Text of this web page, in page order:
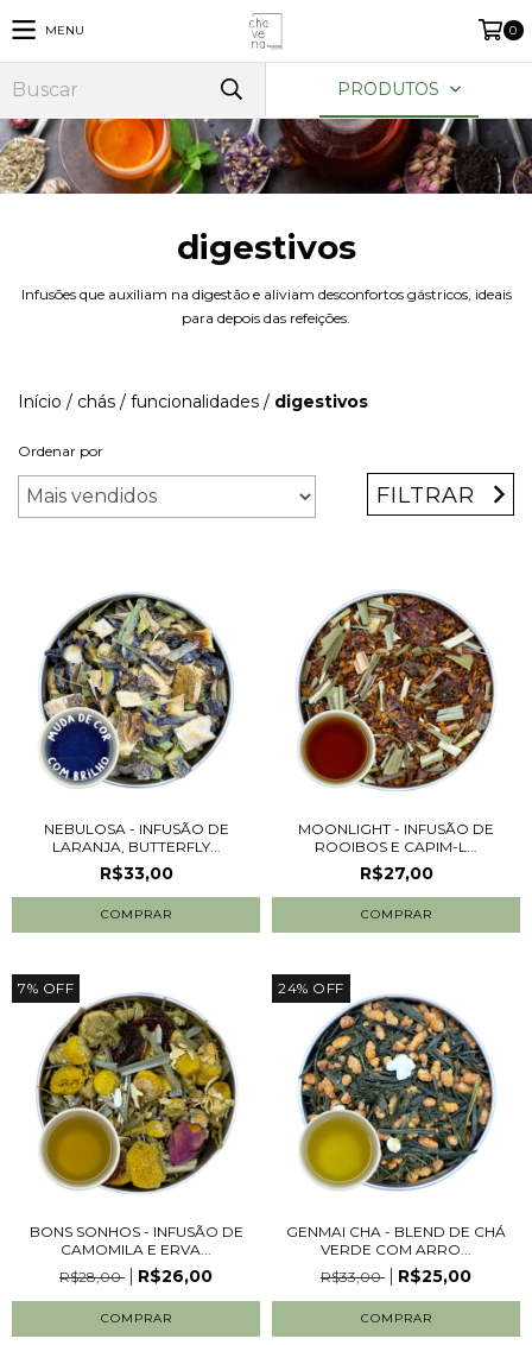
MENU 0
PRODUTOS
digestivos
Infusões que auxiliam na digestão e aliviam desconfortos gástricos, ideais
para depois das refeições.
Início / chás / funcionalidades / digestivos
Ordenar por
FILTRAR
NEBULOSA - INFUSÃO DE
LARANJA, BUTTERFLY...
R$33,00
COMPRAR
MOONLIGHT - INFUSÃO DE
ROOIBOS E CAPIM-L...
R$27,00
COMPRAR
7% OFF
BONS SONHOS - INFUSÃO DE
CAMOMILA E ERVA...
R$28,00
R$26,00
COMPRAR
24% OFF
GENMAI CHA - BLEND DE CHÁ
VERDE COM ARRO...
R$33,00
R$25,00
COMPRAR